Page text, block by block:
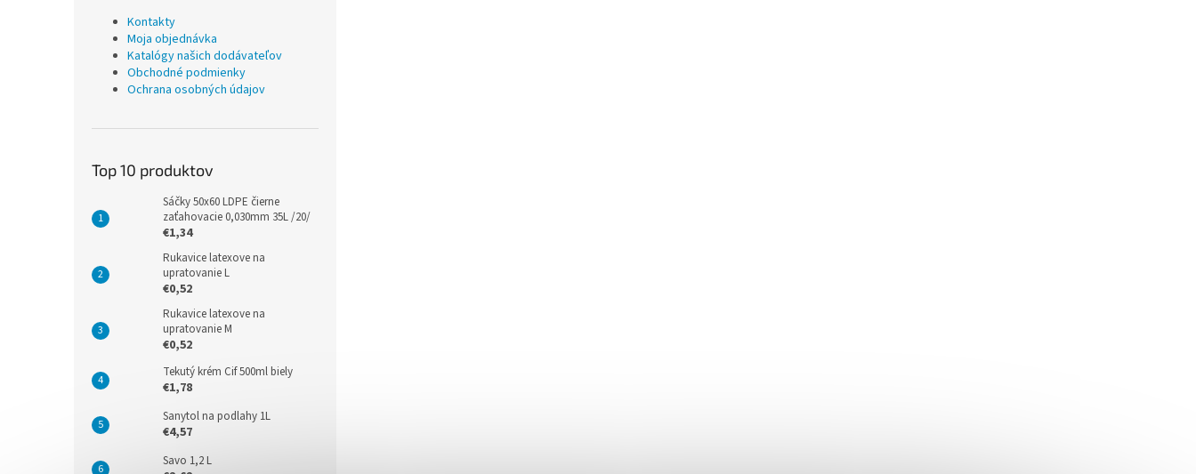
Kontakty
Moja objednávka
Katalógy našich dodávateľov
Obchodné podmienky
Ochrana osobných údajov
Top 10 produktov
Sáčky 50x60 LDPE čierne
zaťahovacie 0,030mm 35L /20/
€1,34
Rukavice latexove na
upratovanie L
€0,52
Rukavice latexove na
upratovanie M
€0,52
Tekutý krém Cif 500ml biely
€1,78
Sanytol na podlahy 1L
€4,57
Savo 1,2 L